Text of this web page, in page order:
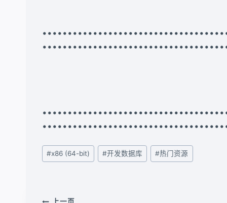
文
章
#x86 (64-bit) #开发数据库 #热门资源